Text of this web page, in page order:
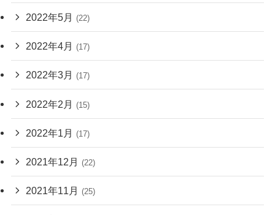
2022年5月 (22)
2022年4月 (17)
2022年3月 (17)
2022年2月 (15)
2022年1月 (17)
2021年12月 (22)
2021年11月 (25)